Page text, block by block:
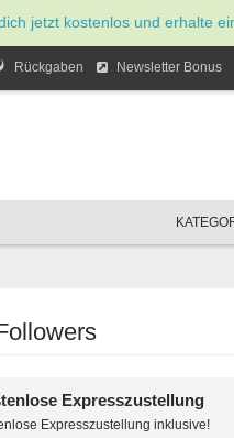
jetzt kostenlos und erhalte
Rückgaben Newsletter Bonus
Expresszustellung
Expresszustellung inklusive!